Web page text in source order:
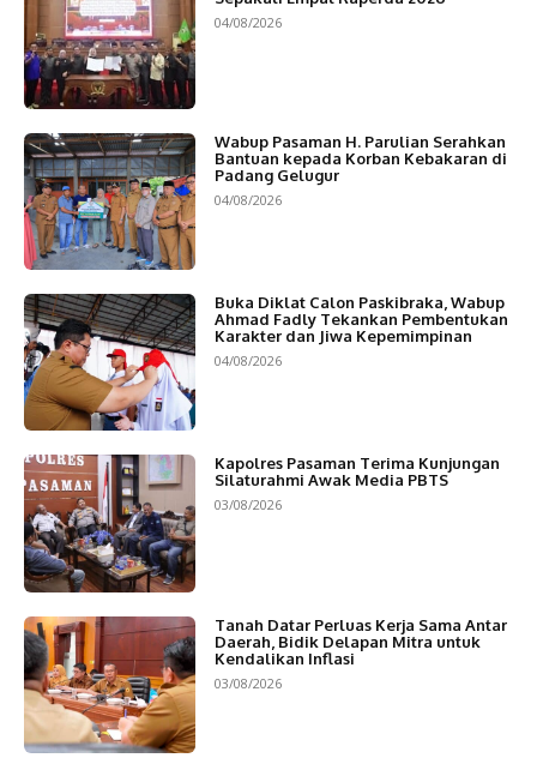
04/08/2026
Wabup Pasaman H. Parulian Serahkan
Bantuan kepada Korban Kebakaran di
Padang Gelugur
04/08/2026
Buka Diklat Calon Paskibraka, Wabup
Ahmad Fadly Tekankan Pembentukan
Karakter dan Jiwa Kepemimpinan
04/08/2026
Kapolres Pasaman Terima Kunjungan
Silaturahmi Awak Media PBTS
03/08/2026
Tanah Datar Perluas Kerja Sama Antar
Daerah, Bidik Delapan Mitra untuk
Kendalikan Inflasi
03/08/2026